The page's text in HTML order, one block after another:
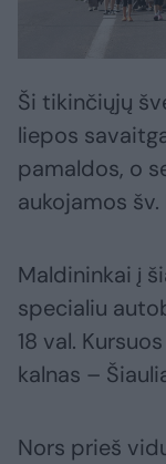
Ši tikinčiųjų
liepos
pamaldos, o
aukojamos šv.
Maldininkai į
specialiu
18 val.
kalnas –
Nors prieš